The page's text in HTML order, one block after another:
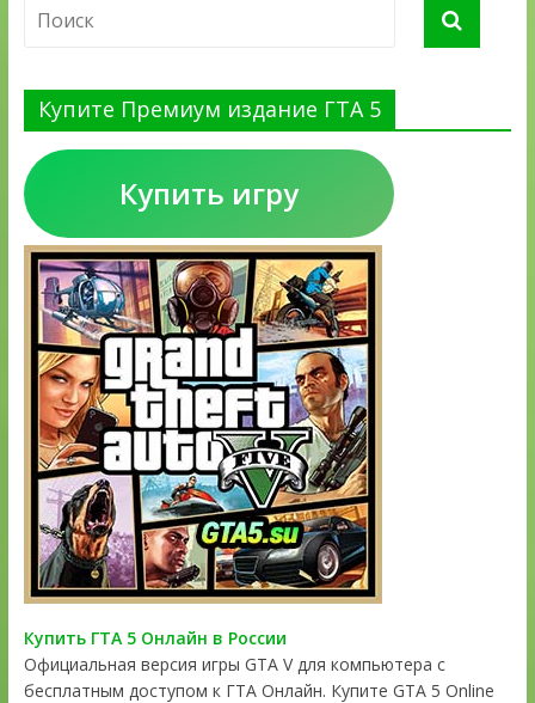
Купите Премиум издание ГТА 5
Купить игру
Купить ГТА 5 Онлайн в России
Официальная версия игры GTA V для компьютера с
бесплатным доступом к ГТА Онлайн. Купите GTA 5 Online